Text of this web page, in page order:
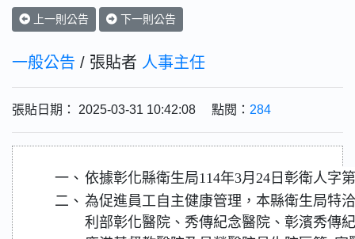
上一則公告 下一則公告
一般公告 / 張貼者 人事主任
張貼日期： 2025-03-31 10:42:08 點閱： 284
一、 依據彰化縣衛生局114年3月24日彰衛人字
二、 為促進員工自主健康管理，本縣衛生局特
利部彰化醫院、秀傳紀念醫院、彰濱秀傳